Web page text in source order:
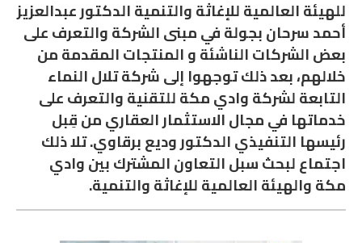
للهيئة العالمية للإغاثة والتنمية الدكتور عبدالعزيز
أحمد سرحان بجولة في مبنى الشركة والتعرف على
بعض الشركات الناشئة و المنتجات المقدمة من
خلالهم، بعد ذلك توجهوا إلى شركة تلال النماء
التابعة لشركة وادي مكة للتقنية والتعرف على
خدماتها في مجال الاستثمار العقاري من قِبل
رئيسها التنفيذي الدكتور وديع برقاوي. تلا ذلك
اجتماع لبحث سبل التعاون المشترك بين وادي
مكة والهيئة العالمية للإغاثة والتنمية.